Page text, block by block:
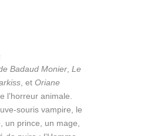
Badaud Monier ,Le
, etOriane
l’horreur animale.
souris vampire, le
un prince, un mage,